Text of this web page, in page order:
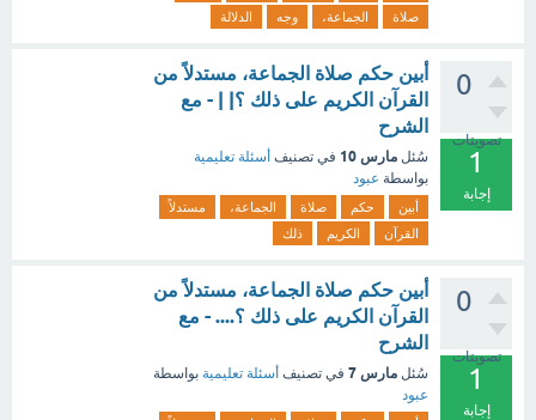
صلاة
الجماعة، وجه الدلالة
0
تصويتات
1
إجابة
أبين حكم صلاة الجماعة، مستدلاً من
القرآن الكريم على ذلك ؟| | - مع
الشرح
سُئل مارس 10 في تصنيف أسئلة تعليمية
بواسطة عبود
أبين حكم صلاة الجماعة،
مستدلاً
القرآن
الكريم ذلك
0
تصويتات
1
إجابة
أبين حكم صلاة الجماعة، مستدلاً من
القرآن الكريم على ذلك ؟.... - مع
الشرح
سُئل مارس 7 في تصنيف أسئلة تعليمية بواسطة
عبود